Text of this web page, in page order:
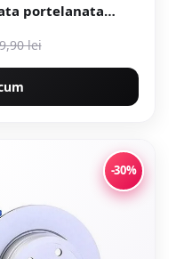
lei
-30%